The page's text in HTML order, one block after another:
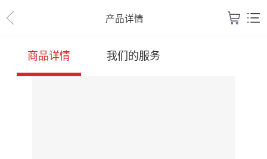
产品详情
商品详情 我们的服务